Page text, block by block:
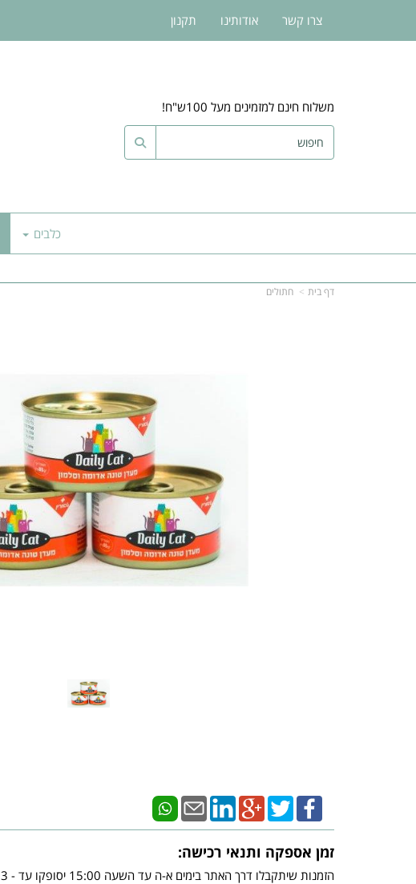
משלוח חינם למזמינים מעל 100ש"ח!
כלבים
צרו קשר אודותינו תקנון
דף בית חתולים
זמן אספקה ותנאי רכישה:
הזמנות שיתקבלו דרך האתר בימים א-ה עד השעה 15:00 יסופקו עד - 3 ימי עסקים מיום אישור חברת האשראי.